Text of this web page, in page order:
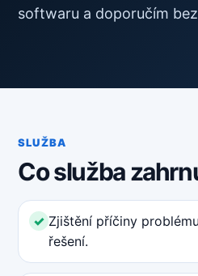
softwaru a doporučím
SLUŽBA
Co služba
Zjištění příčiny
řešení.